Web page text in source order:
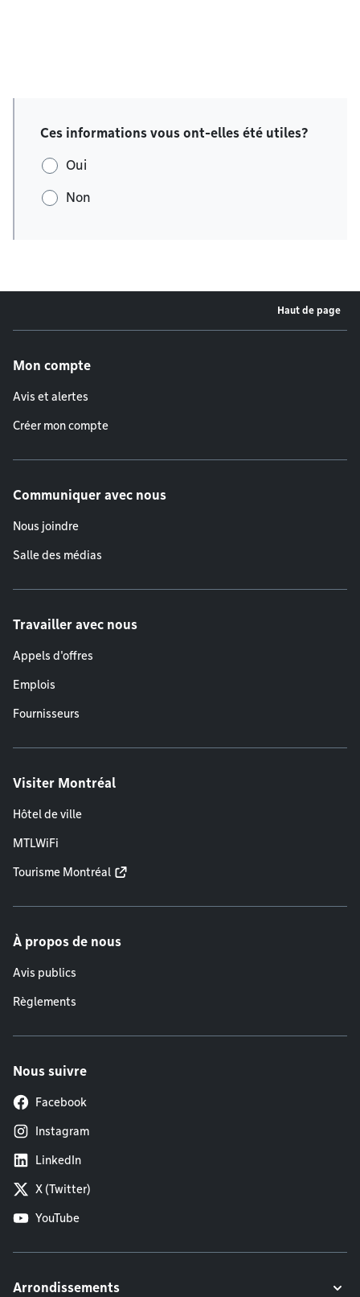
Ces informations vous ont-elles été utiles?
Oui
Non
Haut de page
Mon compte
Avis et alertes
Créer mon compte
Communiquer avec nous
Nous joindre
Salle des médias
Travailler avec nous
Appels d'offres
Emplois
Fournisseurs
Visiter Montréal
Hôtel de ville
MTLWiFi
Tourisme Montréal
À propos de nous
Avis publics
Règlements
Nous suivre
Facebook
Instagram
LinkedIn
X (Twitter)
YouTube
Arrondissements